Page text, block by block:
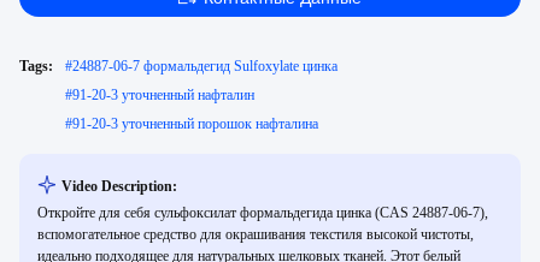
Tags: #24887-06-7 формальдегид Sulfoxylate цинка
#91-20-3 уточненный нафталин
#91-20-3 уточненный порошок нафталина
Video Description:
Откройте для себя сульфоксилат формальдегида цинка (CAS 24887-06-7),
вспомогательное средство для окрашивания текстиля высокой чистоты,
идеально подходящее для натуральных шелковых тканей. Этот белый